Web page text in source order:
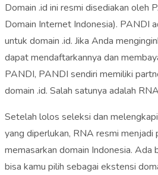
Domain .id ini resmi disediakan oleh
Domain Internet Indonesia). PANDI
untuk domain .id. Jika Anda
dapat mendaftarkannya dan
PANDI, PANDI sendiri memiliki
domain .id. Salah satunya adalah
Setelah lolos seleksi dan
yang diperlukan, RNA resmi
memasarkan domain Indonesia. Ada
bisa kamu pilih sebagai ekstensi